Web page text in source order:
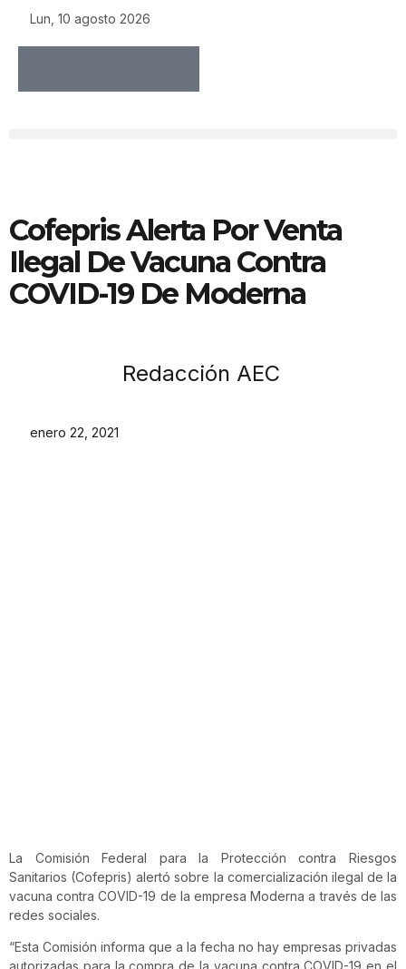
Lun, 10 agosto 2026
Cofepris Alerta Por Venta
Ilegal De Vacuna Contra
COVID-19 De Moderna
Redacción AEC
enero 22, 2021
La Comisión Federal para la Protección contra Riesgos
Sanitarios (Cofepris) alertó sobre la comercialización ilegal de la
vacuna contra COVID-19 de la empresa Moderna a través de las
redes sociales.
“Esta Comisión informa que a la fecha no hay empresas privadas